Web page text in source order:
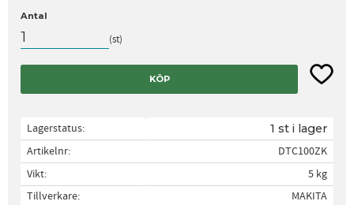
Antal
st
KÖP Lägg
Lagerstatus 1 st i lager
Artikelnr
DTC100ZK
Vikt
5 kg
Tillverkare
MAKITA